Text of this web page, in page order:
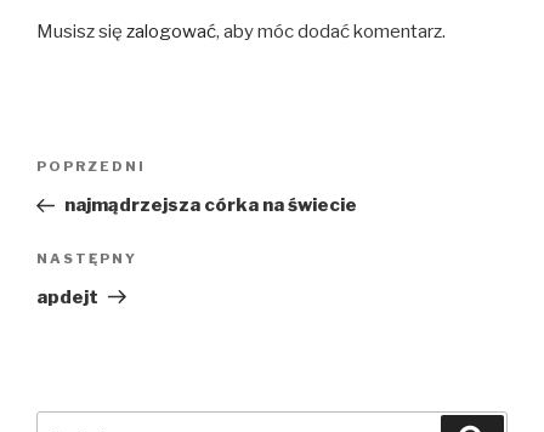
Musisz się zalogować, aby móc dodać komentarz.
Poprzedni
wpis
POPRZEDNI
najmądrzejsza córka na świecie
Następny
wpis
NASTĘPNY
apdejt